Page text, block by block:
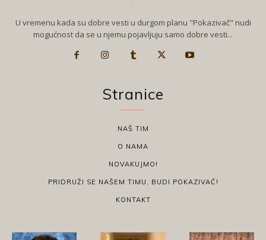
U vremenu kada su dobre vesti u durgom planu "Pokazivač" nudi
mogućnost da se u njemu pojavljuju samo dobre vesti...
Stranice
NAŠ TIM
O NAMA
NOVAKUJMO!
PRIDRUŽI SE NAŠEM TIMU, BUDI POKAZIVAČ!
KONTAKT